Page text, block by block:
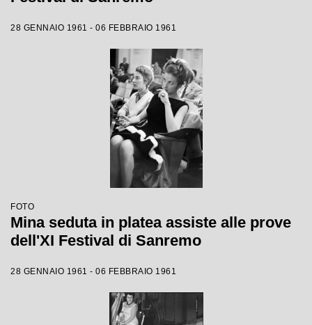
28 GENNAIO 1961 - 06 FEBBRAIO 1961
FOTO
Mina seduta in platea assiste alle prove
dell'XI Festival di Sanremo
28 GENNAIO 1961 - 06 FEBBRAIO 1961